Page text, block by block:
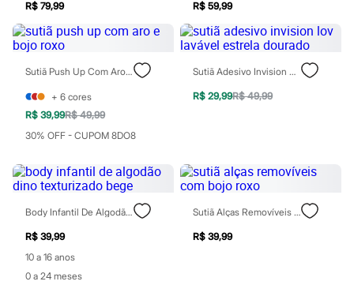
Finalizadores
Shampoo
Tratamento
Cuidados com o corpo
Protetor solar
Tratamento
Cuidados com o rosto
Esfoliante
Hidratante
Tônicos
Maquiagens
Base
Batom
Blush
Corretivo
Gloss
Pó facial
Sombras
R$ 79,99 R$ 59,99
Sutiã Push Up Com Aro E Bojo Roxo
+ 6 cores
R$ 39,99R$ 49,99
30% OFF - CUPOM 8DO8
Sutiã Adesivo Invision Lov Lavável Estrela Dourado
R$ 29,99R$ 49,99
Body Infantil De Algodão Dino Texturizado Bege
R$ 39,99
10 a 16 anos
0 a 24 meses
Sutiã Alças Removíveis Com Bojo Roxo
R$ 39,99